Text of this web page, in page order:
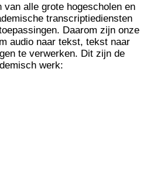
van alle grote hogescholen en
transcriptiediensten
Daarom zijn onze
audio naar tekst, tekst naar
te verwerken. Dit zijn de
werk: